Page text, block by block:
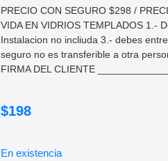
PRECIO CON SEGURO $298 /
VIDA EN VIDRIOS TEMPLADOS 1.-
Instalacion no incliuda 3.- debes
seguro no es transferible a otra
FIRMA DEL CLIENTE
$198
En existencia